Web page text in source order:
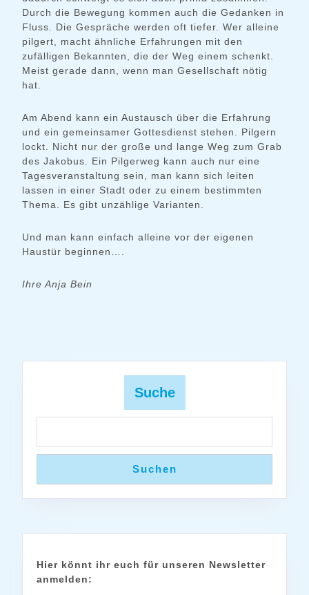
Durch die Bewegung kommen auch die Gedanken in
Fluss. Die Gespräche werden oft tiefer. Wer alleine
pilgert, macht ähnliche Erfahrungen mit den
zufälligen Bekannten, die der Weg einem schenkt.
Meist gerade dann, wenn man Gesellschaft nötig
hat.
Am Abend kann ein Austausch über die Erfahrung
und ein gemeinsamer Gottesdienst stehen. Pilgern
lockt. Nicht nur der große und lange Weg zum Grab
des Jakobus. Ein Pilgerweg kann auch nur eine
Tagesveranstaltung sein, man kann sich leiten
lassen in einer Stadt oder zu einem bestimmten
Thema. Es gibt unzählige Varianten.
Und man kann einfach alleine vor der eigenen
Haustür beginnen….
Ihre Anja Bein
Suche
Suchen
Hier könnt ihr euch für unseren Newsletter
anmelden: